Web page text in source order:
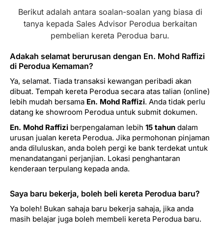
Berikut adalah antara soalan-soalan yang biasa di
tanya kepada Sales Advisor Perodua berkaitan
pembelian kereta Perodua baru.
Adakah selamat berurusan dengan En. Mohd Raffizi
di Perodua Kemaman?
Ya, selamat. Tiada transaksi kewangan peribadi akan
dibuat. Tempah kereta Perodua secara atas talian (online)
lebih mudah bersama En. Mohd Raffizi. Anda tidak perlu
datang ke showroom Perodua untuk submit dokumen.
En. Mohd Raffizi berpengalaman lebih 15 tahun dalam
urusan jualan kereta Perodua. Jika permohonan pinjaman
anda diluluskan, anda boleh pergi ke bank terdekat untuk
menandatangani perjanjian. Lokasi penghantaran
kenderaan terpulang kepada anda.
Saya baru bekerja, boleh beli kereta Perodua baru?
Ya boleh! Bukan sahaja baru bekerja sahaja, jika anda
masih belajar juga boleh membeli kereta Perodua baru.